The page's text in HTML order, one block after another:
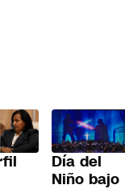
Día del
Niño bajo